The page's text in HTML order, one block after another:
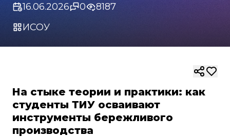
16.06.2026 0
8187
ИСОУ
На стыке теории и практики: как
студенты ТИУ осваивают
инструменты бережливого
производства